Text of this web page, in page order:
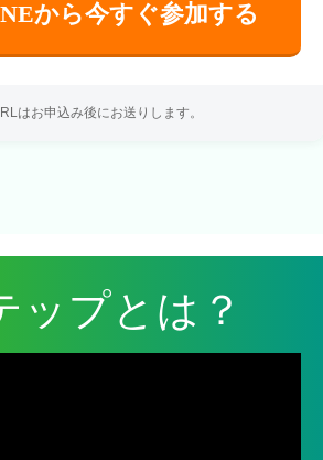
から今すぐ参加する
はお申込み後にお送りします。
ップとは？